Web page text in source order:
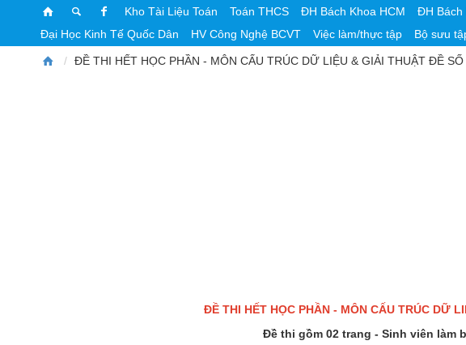
Kho Tài Liệu Toán Toán THCS ĐH Bách Khoa HCM ĐH Bách
Đại Học Kinh Tế Quốc Dân
HV Công Nghệ BCVT Việc làm/thực tập Bộ sưu
ĐỀ THI HẾT HỌC PHẦN - MÔN CẤU TRÚC DỮ LIỆU & GIẢI THUẬT ĐỀ SỐ
ĐỀ THI HẾT HỌC PHẦN - MÔN CẤU TRÚC DỮ
Đề thi gồm 02 trang - Sinh viên làm